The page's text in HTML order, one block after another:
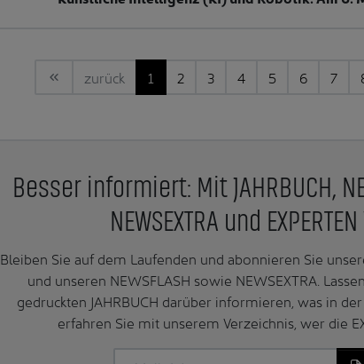
zurück 1 2 3 4 5 6 7
Besser informiert: Mit JAHRBUCH,
NEWSEXTRA und
Bleiben Sie auf dem Laufenden und abonnieren Sie
und unseren NEWSFLASH sowie NEWSEXTRA.
gedruckten JAHRBUCH darüber informieren, was in
erfahren Sie mit unserem Verzeichnis, wer die